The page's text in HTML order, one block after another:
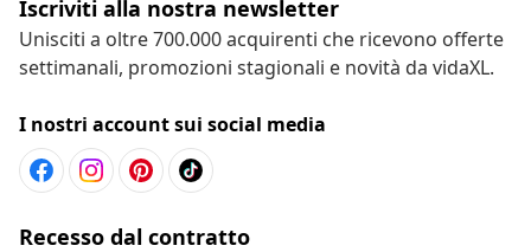
Iscriviti alla nostra newsletter
Unisciti a oltre 700.000 acquirenti che ricevono offerte
settimanali, promozioni stagionali e novità da vidaXL.
I nostri account sui social media
Recesso dal contratto